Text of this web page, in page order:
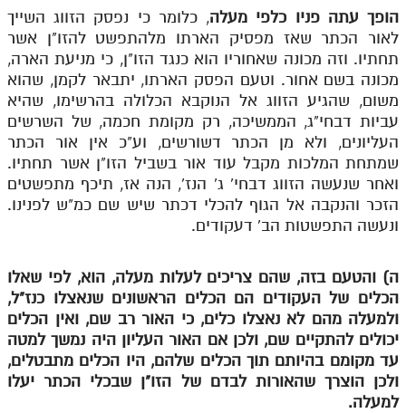
תלמוד עשר הספירות חלק טו
תלמוד עשר הספירות חלק טז
בית שער הכוונות
אודות האתר
אודות האתר
לאתר ספר הרב
דף היומי בזוהר הקדוש
הופך עתה פניו כלפי מעלה, כלומר כי נפסק הזווג השייך
לאור הכתר שאז מפסיק הארתו מלהתפשט להזו"ן אשר
תחתיו. וזה מכונה שאחוריו הוא כנגד הזו"ן, כי מניעת הארה,
מכונה בשם אחור. וטעם הפסק הארתו, יתבאר לקמן, שהוא
משום, שהגיע הזווג אל הנוקבא הכלולה בהרשימו, שהיא
עביות דבחי"ג, הממשיכה, רק מקומת חכמה, של השרשים
העליונים, ולא מן הכתר דשורשים, וע"כ אין אור הכתר
שמתחת המלכות מקבל עוד אור בשביל הזו"ן אשר תחתיו.
ואחר שנעשה הזווג דבחי' ג' הנז', הנה אז, תיכף מתפשטים
הזכר והנקבה אל הגוף להכלי דכתר שיש שם כמ"ש לפנינו.
ונעשה התפשטות הב' דעקודים.
ה) והטעם בזה, שהם צריכים לעלות מעלה, הוא, לפי שאלו
הכלים של העקודים הם הכלים הראשונים שנאצלו כנז"ל,
ולמעלה מהם לא נאצלו כלים, כי האור רב שם, ואין הכלים
יכולים להתקיים שם, ולכן אם האור העליון היה נמשך למטה
עד מקומם בהיותם תוך הכלים שלהם, היו הכלים מתבטלים,
ולכן הוצרך שהאורות לבדם של הזו"ן שבכלי הכתר יעלו
למעלה.